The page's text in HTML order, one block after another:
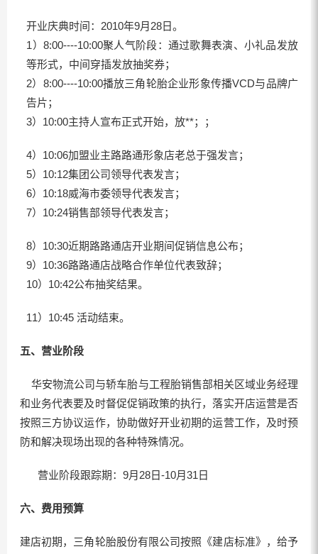
开业庆典时间：2010年9月28日。
1）8:00----10:00聚人气阶段：通过歌舞表演、小礼品发放
等形式，中间穿插发放抽奖券；
2）8:00----10:00播放三角轮胎企业形象传播VCD与品牌广
告片；
3）10:00主持人宣布正式开始，放**；；
4）10:06加盟业主路路通形象店老总于强发言；
5）10:12集团公司领导代表发言；
6）10:18威海市委领导代表发言；
7）10:24销售部领导代表发言；
8）10:30近期路路通店开业期间促销信息公布；
9）10:36路路通店战略合作单位代表致辞；
10）10:42公布抽奖结果。
11）10:45 活动结束。
五、营业阶段
华安物流公司与轿车胎与工程胎销售部相关区域业务经理
和业务代表要及时督促促销政策的执行，落实开店运营是否
按照三方协议运作，协助做好开业初期的运营工作，及时预
防和解决现场出现的各种特殊情况。
营业阶段跟踪期：9月28日-10月31日
六、费用预算
建店初期，三角轮胎股份有限公司按照《建店标准》，给予